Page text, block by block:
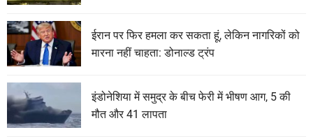
ईरान पर फिर हमला कर सकता हूं, लेकिन नागरिकों को
मारना नहीं चाहता: डोनाल्ड ट्रंप
इंडोनेशिया में समुद्र के बीच फेरी में भीषण आग, 5 की
मौत और 41 लापता